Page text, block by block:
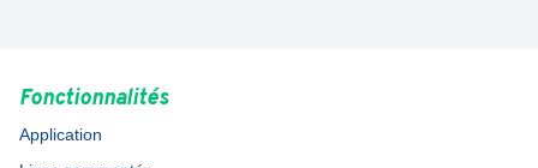
Fonctionnalités
Application